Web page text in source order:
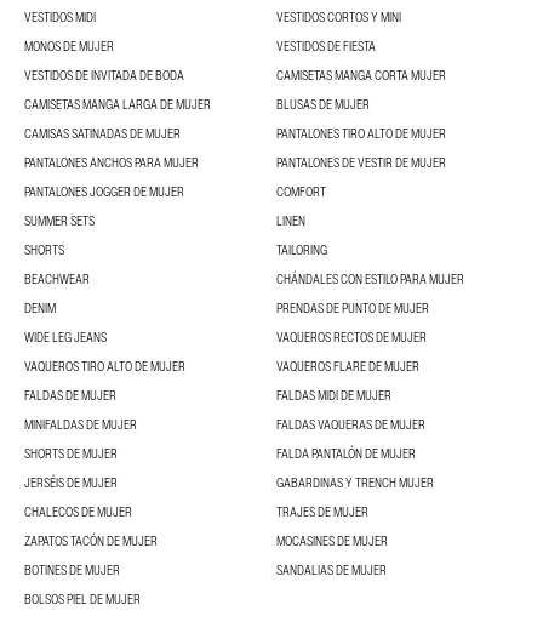
VESTIDOS MIDI
VESTIDOS CORTOS Y MINI
MONOS DE MUJER
VESTIDOS DE FIESTA
VESTIDOS DE INVITADA DE BODA
CAMISETAS MANGA CORTA MUJER
CAMISETAS MANGA LARGA DE MUJER
BLUSAS DE MUJER
CAMISAS SATINADAS DE MUJER
PANTALONES TIRO ALTO DE MUJER
PANTALONES ANCHOS PARA MUJER
PANTALONES DE VESTIR DE MUJER
PANTALONES JOGGER DE MUJER
COMFORT
SUMMER SETS
LINEN
SHORTS
TAILORING
BEACHWEAR
CHÁNDALES CON ESTILO PARA MUJER
DENIM
PRENDAS DE PUNTO DE MUJER
WIDE LEG JEANS
VAQUEROS RECTOS DE MUJER
VAQUEROS TIRO ALTO DE MUJER
VAQUEROS FLARE DE MUJER
FALDAS DE MUJER
FALDAS MIDI DE MUJER
MINIFALDAS DE MUJER
FALDAS VAQUERAS DE MUJER
SHORTS DE MUJER
FALDA PANTALÓN DE MUJER
JERSÉIS DE MUJER
GABARDINAS Y TRENCH MUJER
CHALECOS DE MUJER
TRAJES DE MUJER
ZAPATOS TACÓN DE MUJER
MOCASINES DE MUJER
BOTINES DE MUJER
SANDALIAS DE MUJER
BOLSOS PIEL DE MUJER